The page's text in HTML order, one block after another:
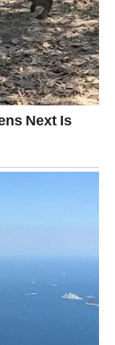
u poslednje
učiniće da
je i
Ako
početak
svoje